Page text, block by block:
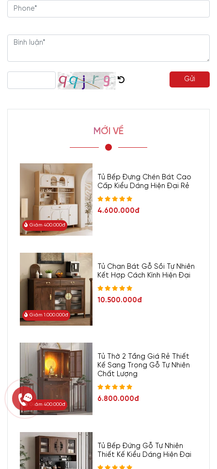
Gửi
MỚI VỀ
Giảm 400.000đ
Tủ Bếp Đựng Chén Bát Cao
Cấp Kiểu Dáng Hiện Đại Rẻ
4.600.000đ
Giảm 1.000.000đ
Tủ Chạn Bát Gỗ Sồi Tự Nhiên
Kết Hợp Cách Kính Hiện Đại
10.500.000đ
Giảm 400.000đ
Tủ Thờ 2 Tầng Giá Rẻ Thiết
Kế Sang Trọng Gỗ Tự Nhiên
Chất Lượng
6.800.000đ
Tủ Bếp Đứng Gỗ Tự Nhiên
Thiết Kế Kiểu Dáng Hiện Đại